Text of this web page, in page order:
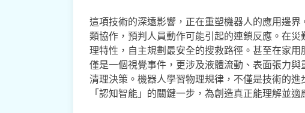
這項技術的深遠影響，正在重塑機器人的應用邊
類協作，預判人員動作可能引起的連鎖反應。在
理特性，自主規劃最安全的搜救路徑。甚至在家
僅是一個視覺事件，更涉及液體流動、表面張力
清理決策。機器人學習物理規律，不僅是技術的
「認知智能」的關鍵一步，為創造真正能理解並